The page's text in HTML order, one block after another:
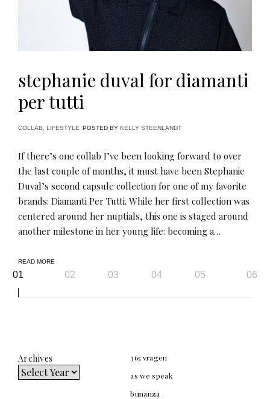
stephanie duval for diamanti
per tutti
COLLAB, LIFESTYLE POSTED BY KELLY STEENLANDT
If there’s one collab I’ve been looking forward to over
the last couple of months, it must have been Stephanie
Duval’s second capsule collection for one of my favorite
brands: Diamanti Per Tutti. While her first collection was
centered around her nuptials, this one is staged around
another milestone in her young life: becoming a…
READ MORE
Page
navigation
01 02 03 04 05 06
Archives
365 vragen
as we speak
bunanza